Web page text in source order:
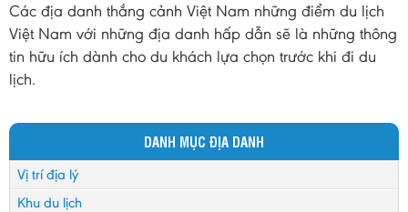
Các địa danh thắng cảnh Việt Nam những điểm du lịch
Việt Nam với những địa danh hấp dẫn sẽ là những thông
tin hữu ích dành cho du khách lựa chọn trước khi đi du
lịch.
DANH MỤC ĐỊA DANH
Vị trí địa lý
Khu du lịch